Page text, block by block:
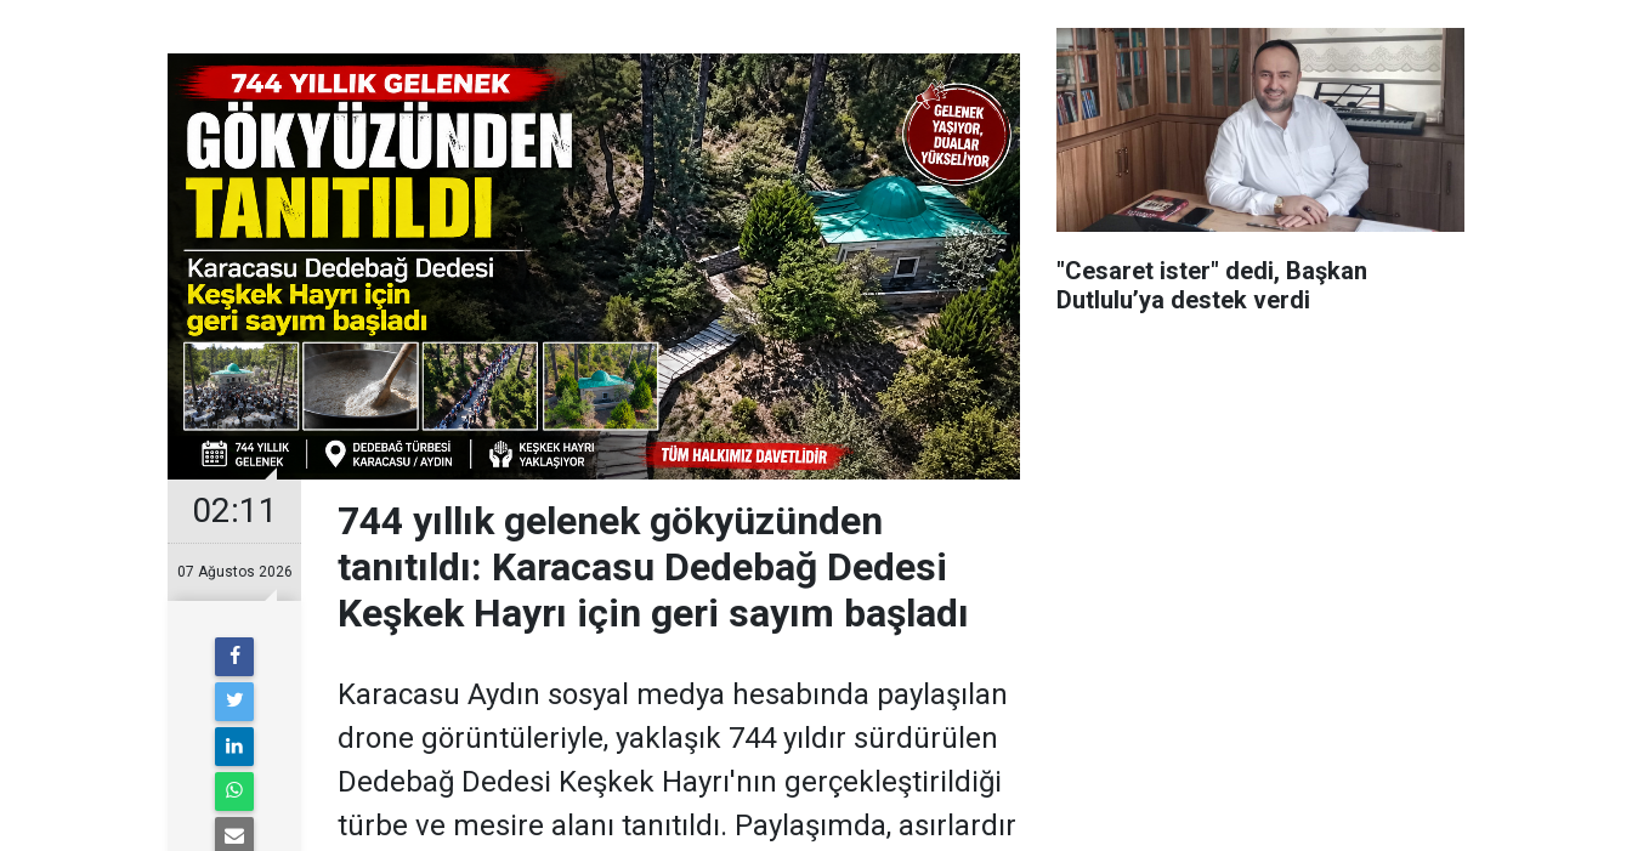
02:11
07 Ağustos 2026
744 yıllık gelenek gökyüzünden
tanıtıldı: Karacasu Dedebağ Dedesi
Keşkek Hayrı için geri sayım başladı
Karacasu Aydın sosyal medya hesabında paylaşılan
drone görüntüleriyle, yaklaşık 744 yıldır sürdürülen
Dedebağ Dedesi Keşkek Hayrı'nın gerçekleştirildiği
türbe ve mesire alanı tanıtıldı. Paylaşımda, asırlardır
"Cesaret ister" dedi, Başkan
Dutlulu’ya destek verdi